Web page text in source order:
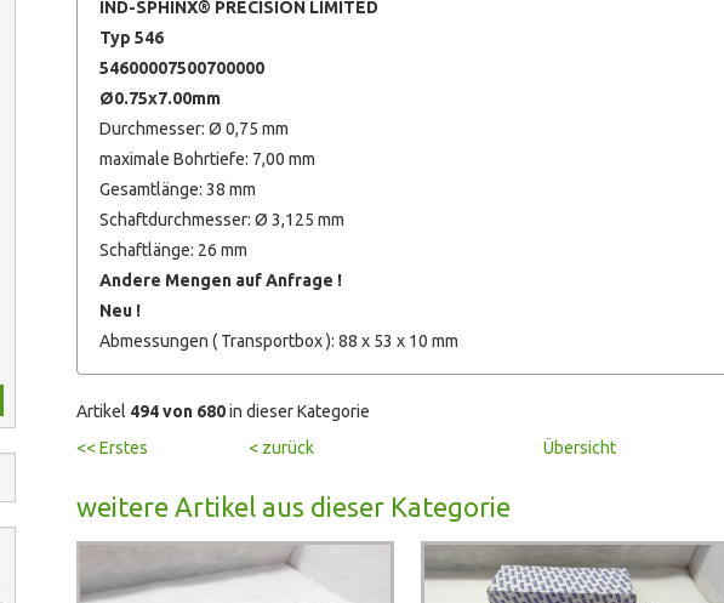
IND-SPHINX® PRECISION LIMITED
Typ 546
54600007500700000
Ø0.75x7.00mm
Durchmesser: Ø 0,75 mm
maximale Bohrtiefe: 7,00 mm
Gesamtlänge: 38 mm
Schaftdurchmesser: Ø 3,125 mm
Schaftlänge: 26 mm
Andere Mengen auf Anfrage !
Neu !
Abmessungen ( Transportbox ): 88 x 53 x 10 mm
Artikel 494 von 680in dieser Kategorie
<< Erstes
< zurück Übersicht
weitere Artikel aus dieser Kategorie